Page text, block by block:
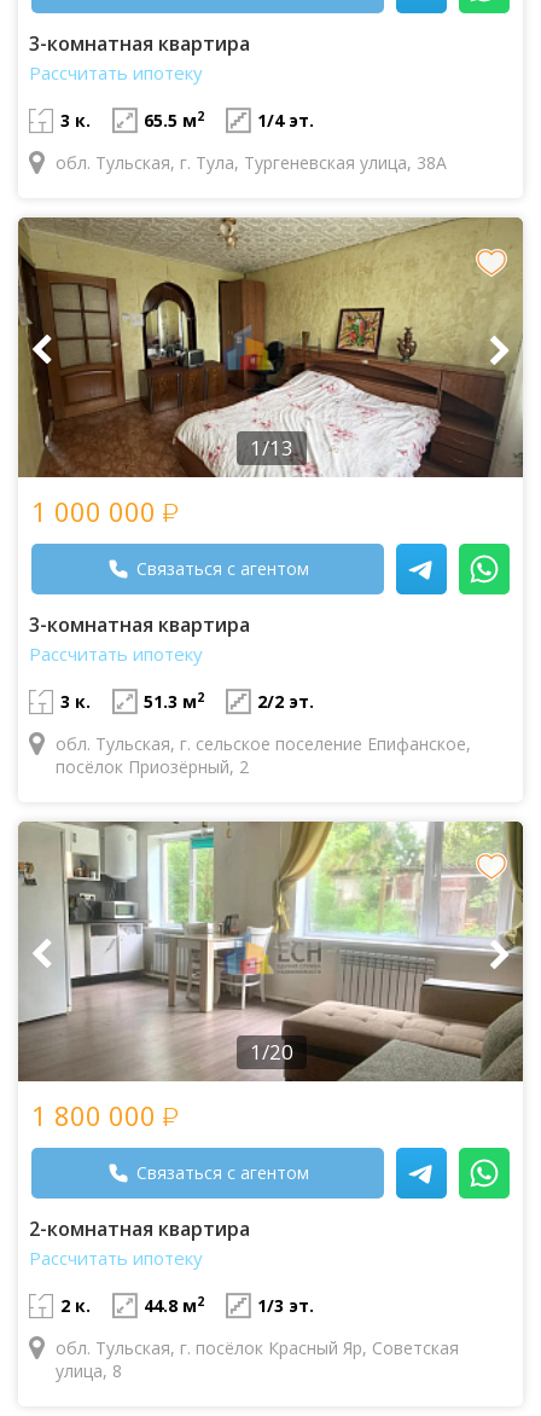
3-комнатная квартира
Рассчитать ипотеку
3 к. 65.5 м2
1/4 эт.
обл. Тульская, г. Тула, Тургеневская улица, 38А
1/13
1 000 000
Связаться с агентом
3-комнатная квартира
Рассчитать ипотеку
3 к. 51.3 м2
2/2 эт.
обл. Тульская, г. сельское поселение Епифанское,
посёлок Приозёрный, 2
1/20
1 800 000
Связаться с агентом
2-комнатная квартира
Рассчитать ипотеку
2 к. 44.8 м2
1/3 эт.
обл. Тульская, г. посёлок Красный Яр, Советская
улица, 8